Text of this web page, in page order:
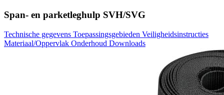
Span- en parketleghulp SVH/SVG
Technische gegevens Toepassingsgebieden Veiligheidsinstructies
Materiaal/Oppervlak Onderhoud Downloads